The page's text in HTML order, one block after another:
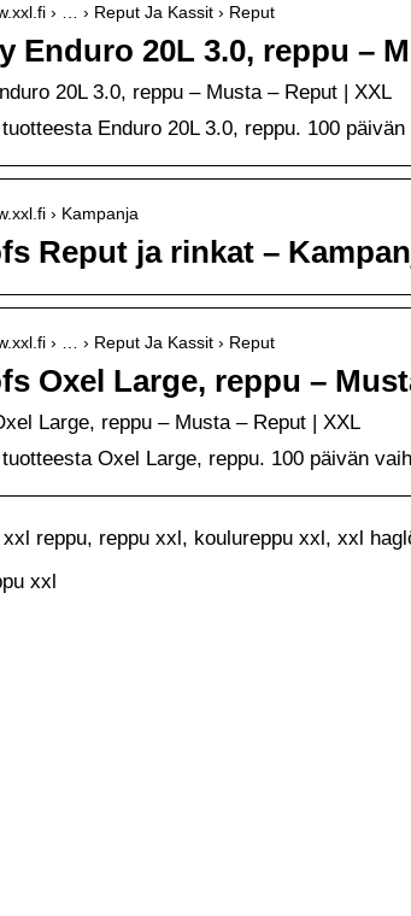
› … › Reput Ja Kassit › Reput
Enduro 20L 3.0, reppu –
20L 3.0, reppu – Musta – Reput | XXL
Enduro 20L 3.0, reppu. 100
› Kampanja
Reput ja rinkat –
› … › Reput Ja Kassit › Reput
Oxel Large, reppu –
Large, reppu – Musta – Reput | XXL
Oxel Large, reppu. 100 päivän
reppu, reppu xxl, koulureppu xxl, xxl
xxl